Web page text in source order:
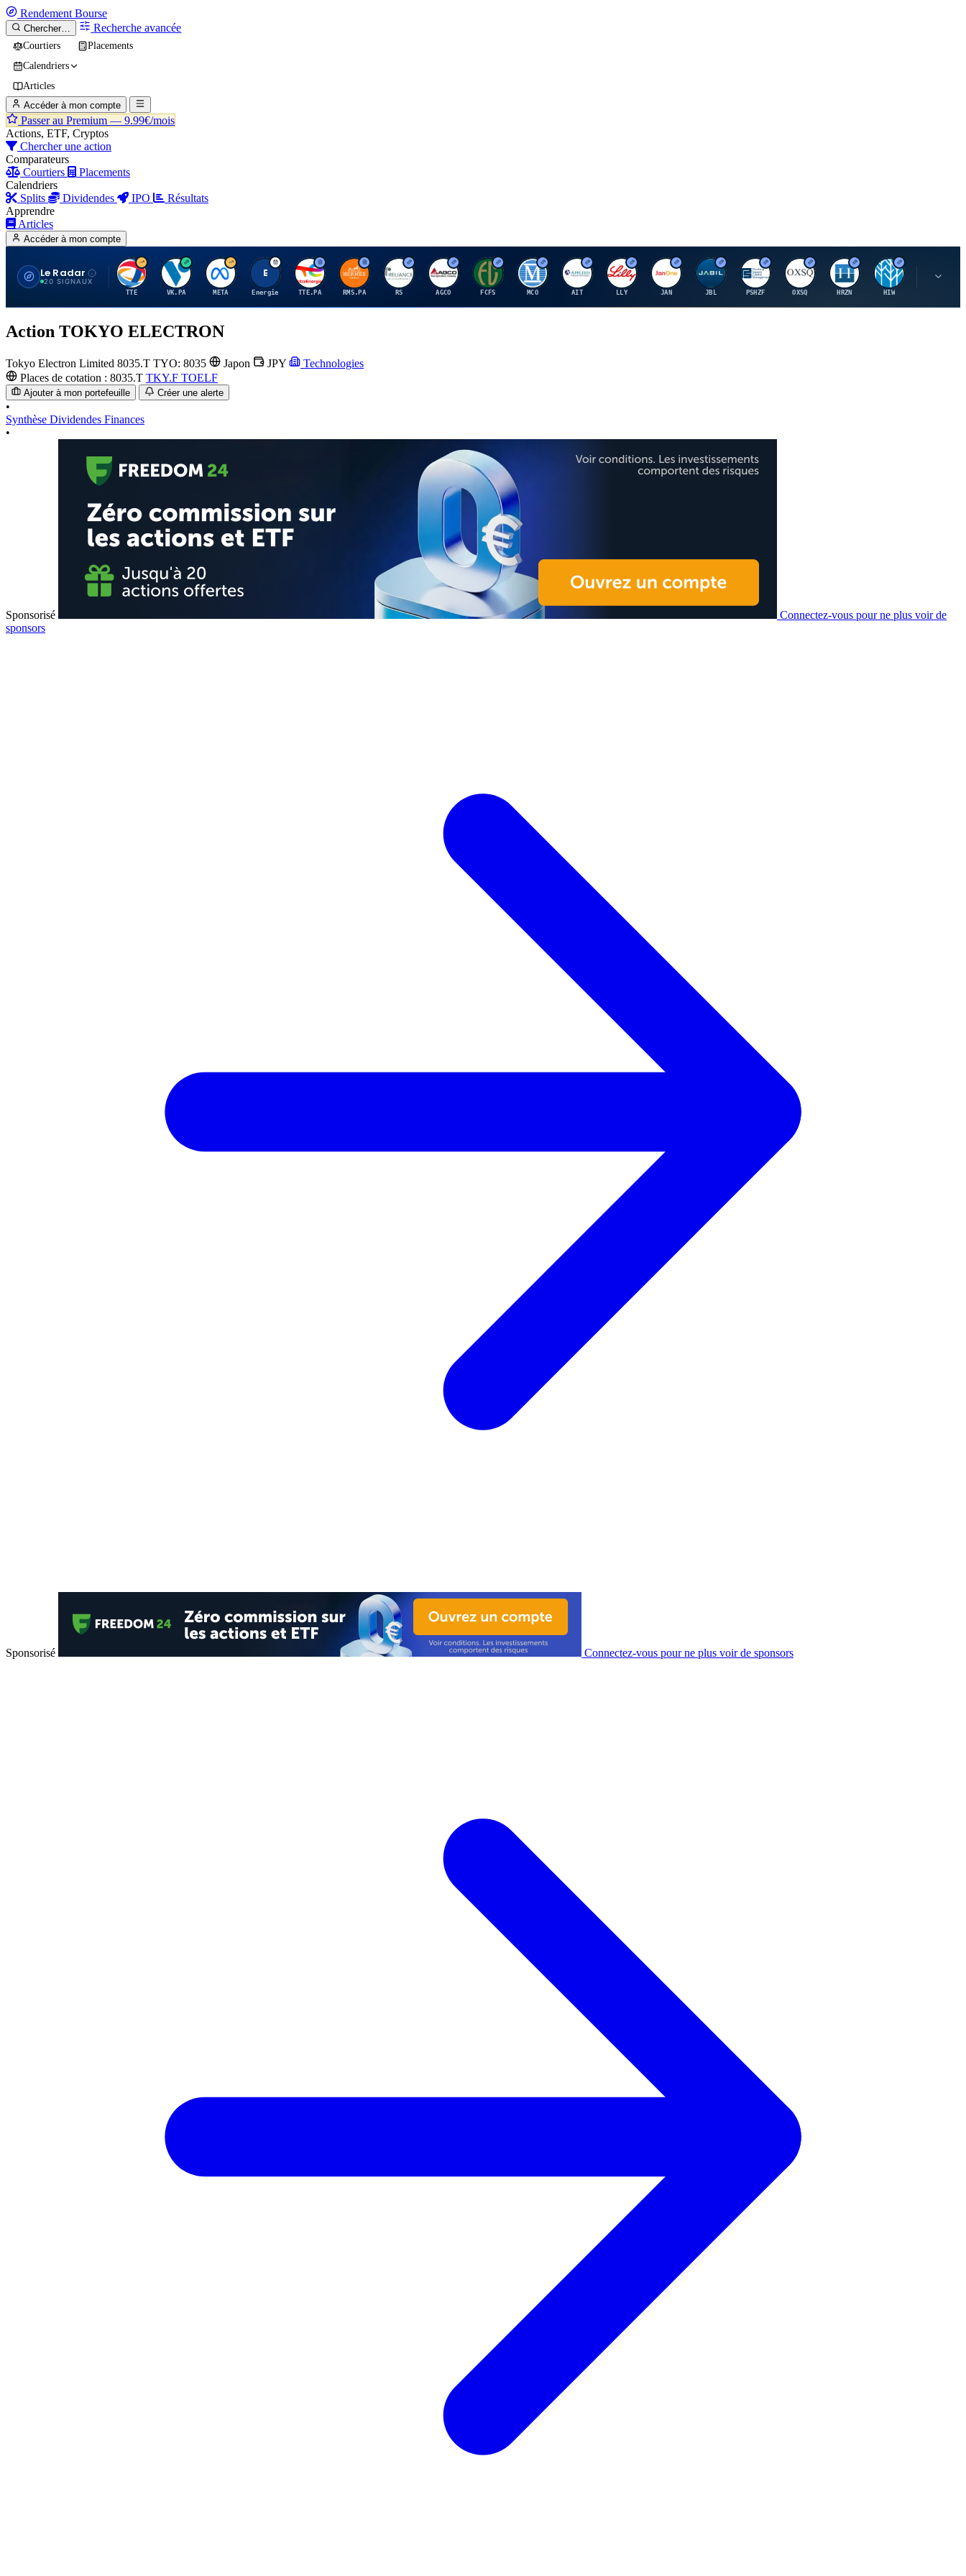
Rendement Bourse
Chercher… Recherche avancée
Courtiers
Placements
Calendriers
Articles
Accéder à mon compte
Passer au Premium — 9.99€/mois
Actions, ETF, Cryptos
Chercher une action
Comparateurs
Courtiers
Placements
Calendriers
Splits
Dividendes IPO
Résultats
Apprendre
Articles
Accéder à mon compte
Le Radar
20 SIGNAUX
T
TTE
V
VK.PA
M
META
E
Energie
T
TTE.PA
H
RMS.PA
R
RS
A
AGCO
F
FCFS
M
MCO
A
AIT
E
LLY
J
JAN
J
JBL
P
PSHZF
O
OXSQ
H
HRZN
H
HIW
U
Action TOKYO ELECTRON
Tokyo Electron Limited 8035.T TYO: 8035 Japon JPY
Technologies
Places de cotation : 8035.T TKY.F TOELF
Ajouter à mon portefeuille Créer une alerte
•
Synthèse Dividendes Finances
•
Sponsorisé
Connectez-vous pour ne plus voir de
sponsors
Sponsorisé Connectez-vous pour ne plus voir de sponsors